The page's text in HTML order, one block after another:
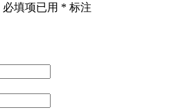
必填项已用 * 标注